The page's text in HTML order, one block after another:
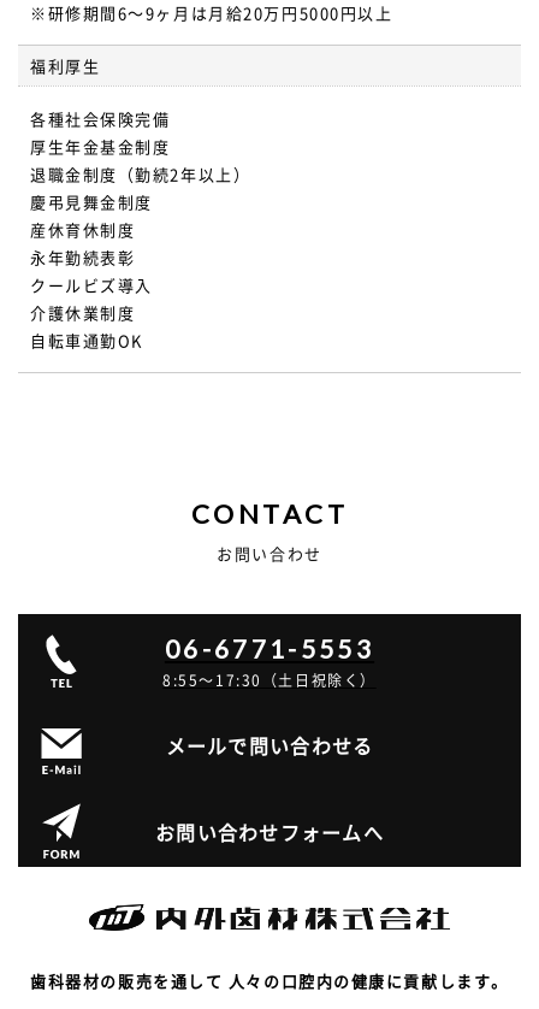
※研修期間6～9ヶ月は月給20万円5000円以上
福利厚生
各種社会保険完備
厚生年金基金制度
退職金制度（勤続2年以上）
慶弔見舞金制度
産休育休制度
永年勤続表彰
クールビズ導入
介護休業制度
自転車通勤OK
CONTACT
お問い合わせ
06-6771-5553
8:55～17:30（土日祝除く）
メールで問い合わせる
お問い合わせフォームへ
歯科器材の販売を通して 人々の口腔内の健康に貢献します。